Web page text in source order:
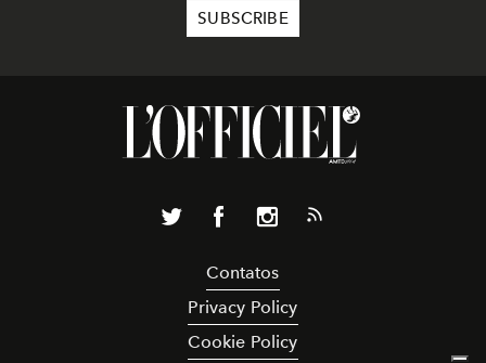
Contatos
Privacy Policy
Cookie Policy